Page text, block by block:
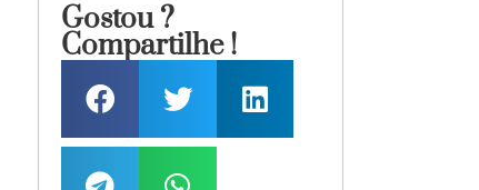
Gostou ?
Compartilhe !